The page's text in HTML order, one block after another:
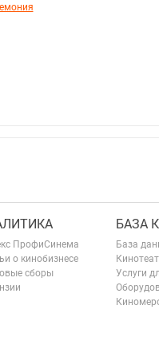
ПрофиСинема
о кинобизнесе
сборы
БАЗА
База
Услуги